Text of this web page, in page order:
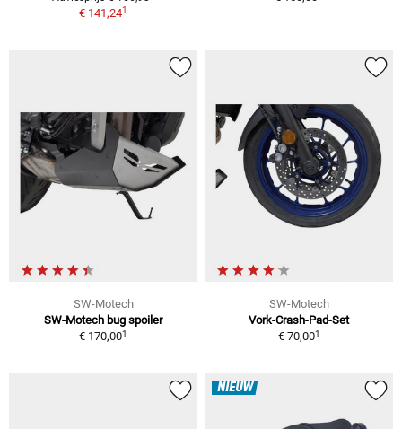
€ 141,241
SW-Motech
SW-Motech bug spoiler
€ 170,001
SW-Motech
Vork-Crash-Pad-Set
€ 70,001
NIEUW